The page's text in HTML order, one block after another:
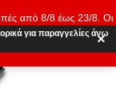
από 8/8 έως 23/8. Οι
Καλό καλοκαίρι!
για παραγγελίες άνω
✕